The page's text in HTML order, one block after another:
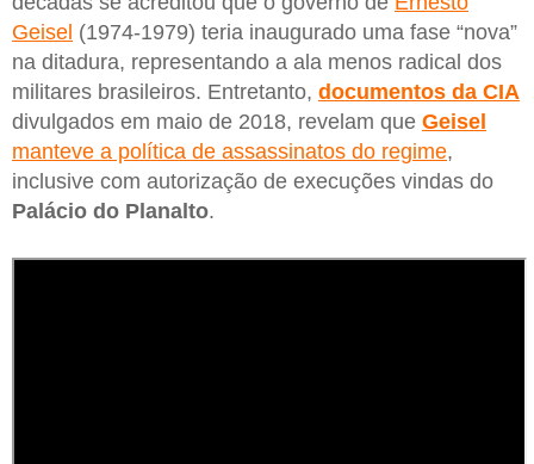
Geisel (1974-1979) teria inaugurado uma fase “nova”
na ditadura, representando a ala menos radical dos
militares brasileiros. Entretanto, documentos da CIA
divulgados em maio de 2018, revelam que Geisel
manteve a política de assassinatos do regime,
inclusive com autorização de execuções vindas do
Palácio do Planalto.